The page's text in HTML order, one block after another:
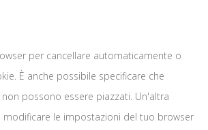
per cancellare automaticamente o
È anche possibile specificare che
possono essere piazzati. Un'altra
modificare le impostazioni del tuo browser